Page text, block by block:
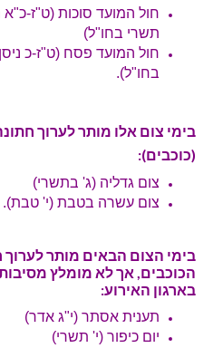
חול המועד סוכות (ט"ז-
תשרי בחו"ל)
חול המועד פסח (ט"ז-כ
בחו"ל).
בימי צום אלו מותר לערוך
(כוכבים):
צום גדליה (ג' בתשרי)
צום עשרה בטבת (י' טבת).
בימי הצום הבאים מותר
הכוכבים, אך לא מומלץ
בארגון האירוע:
תענית אסתר (י"ג אדר)
יום כיפור (י' תשרי)